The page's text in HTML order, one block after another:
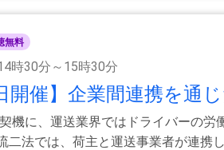
無料
時30分～15時30分
開催】企業間連携を通
機に、運送業界ではドライバーの
二法では、荷主と運送事業者が連携